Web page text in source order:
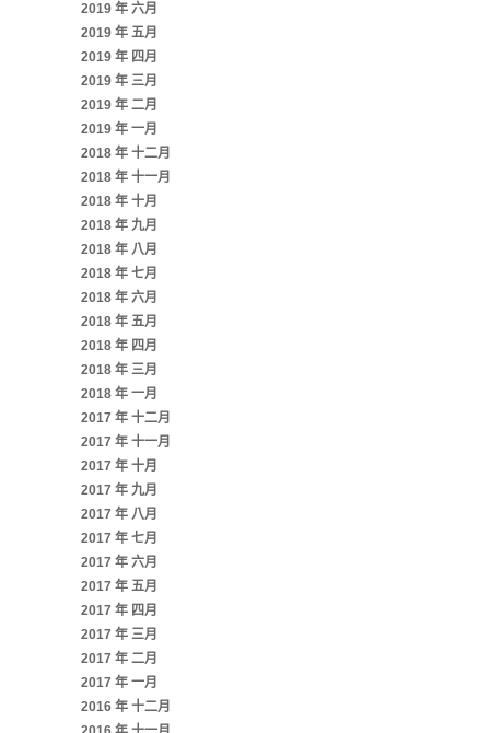
2019 年 六月
2019 年 五月
2019 年 四月
2019 年 三月
2019 年 二月
2019 年 一月
2018 年 十二月
2018 年 十一月
2018 年 十月
2018 年 九月
2018 年 八月
2018 年 七月
2018 年 六月
2018 年 五月
2018 年 四月
2018 年 三月
2018 年 一月
2017 年 十二月
2017 年 十一月
2017 年 十月
2017 年 九月
2017 年 八月
2017 年 七月
2017 年 六月
2017 年 五月
2017 年 四月
2017 年 三月
2017 年 二月
2017 年 一月
2016 年 十二月